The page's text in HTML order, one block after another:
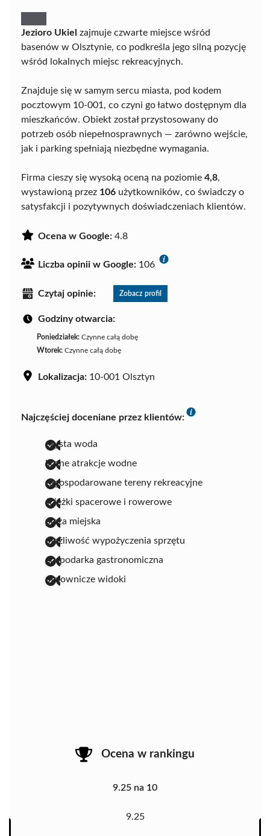
Jezioro Ukiel zajmuje czwarte miejsce wśród
basenów w Olsztynie, co podkreśla jego silną pozycję
wśród lokalnych miejsc rekreacyjnych.
Znajduje się w samym sercu miasta, pod kodem
pocztowym 10-001, co czyni go łatwo dostępnym dla
mieszkańców. Obiekt został przystosowany do
potrzeb osób niepełnosprawnych — zarówno wejście,
jak i parking spełniają niezbędne wymagania.
Firma cieszy się wysoką oceną na poziomie 4,8,
wystawioną przez 106 użytkowników, co świadczy o
satysfakcji i pozytywnych doświadczeniach klientów.
Ocena w Google: 4.8
Liczba opinii w Google: 106
Czytaj opinie: Zobacz profil
Godziny otwarcia:
Poniedziałek: Czynne całą dobę
Wtorek: Czynne całą dobę
Lokalizacja: 10-001 Olsztyn
Najczęściej doceniane przez klientów:
czysta woda
liczne atrakcje wodne
zagospodarowane tereny rekreacyjne
ścieżki spacerowe i rowerowe
plaża miejska
możliwość wypożyczenia sprzętu
gospodarka gastronomiczna
malownicze widoki
Ocena w rankingu
9.25 na 10
9.25